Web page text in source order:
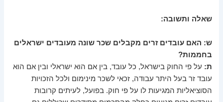
שאלה ותשובה:
ש: האם עובדים זרים מקבלים שכר שונה מעובדים ישראלים
בחממות?
ת: על פי החוק בישראל, כל עובד, בין אם הוא ישראלי ובין אם הוא
עובד זר בעל היתר עבודה, זכאי לשכר מינימום ולכל הזכויות
הסוציאליות המגיעות לו על פי חוק. בפועל, לעיתים קרובות